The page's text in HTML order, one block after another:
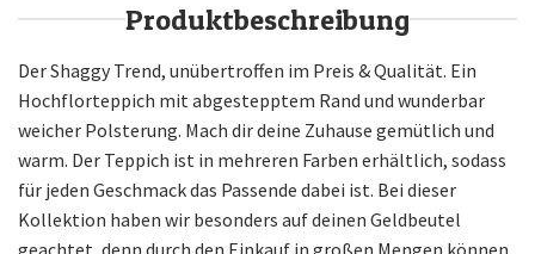
Produktbeschreibung
Der Shaggy Trend, unübertroffen im Preis & Qualität. Ein
Hochflorteppich mit abgestepptem Rand und wunderbar
weicher Polsterung. Mach dir deine Zuhause gemütlich und
warm. Der Teppich ist in mehreren Farben erhältlich, sodass
für jeden Geschmack das Passende dabei ist. Bei dieser
Kollektion haben wir besonders auf deinen Geldbeutel
geachtet, denn durch den Einkauf in großen Mengen können